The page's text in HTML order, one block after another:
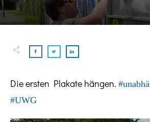
Die ersten Plakate hängen. #
#UWG